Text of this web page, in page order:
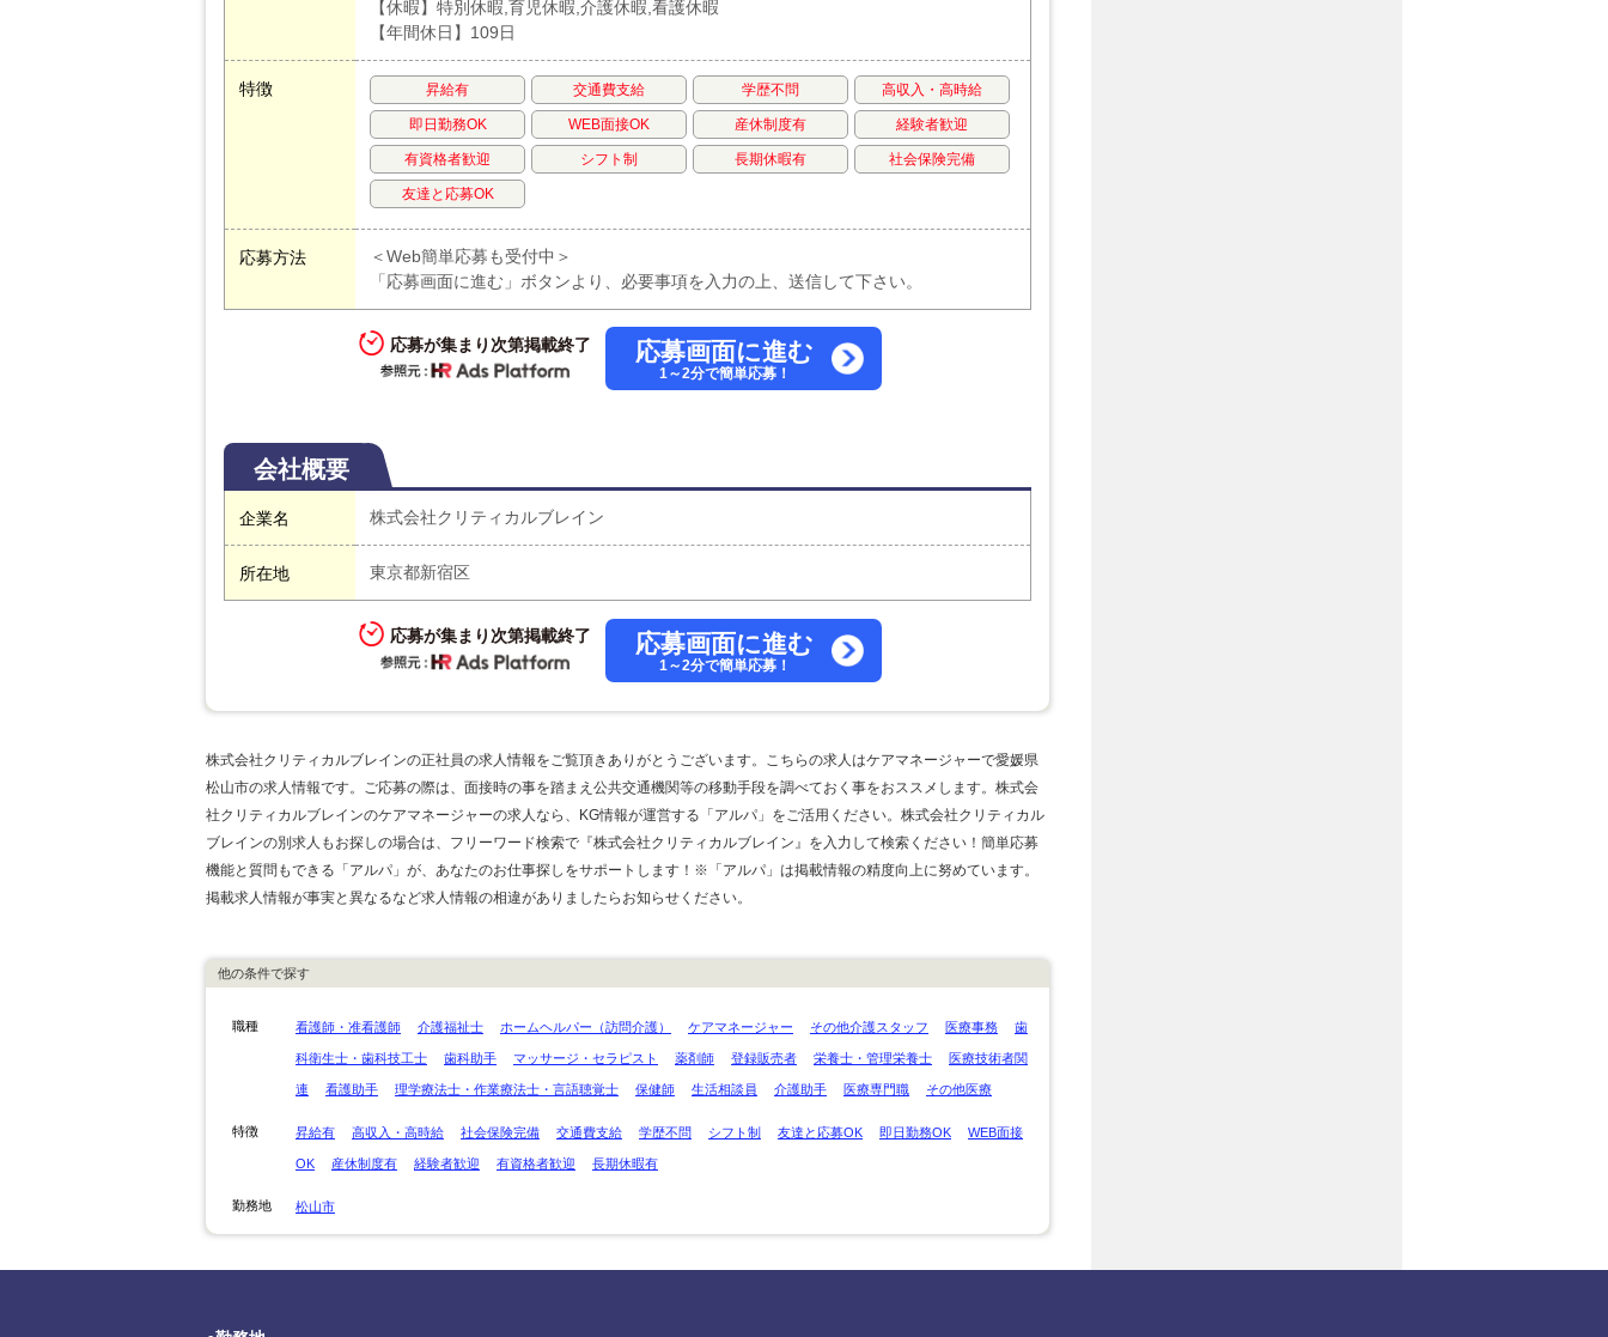
【休暇】特別休暇,育児休暇,介護休暇,看護休暇
【年間休日】109日
特徴 昇給有 交通費支給 学歴不問 高収入・高時給
即日勤務OK WEB面接OK 産休制度有 経験者歓迎
有資格者歓迎 シフト制 長期休暇有 社会保険完備
友達と応募OK
応募方法
＜Web簡単応募も受付中＞
「応募画面に進む」ボタンより、必要事項を入力の上、送信して下さい。
応募が集まり次第掲載終了 応募画面に進む
1～2分で簡単応募！
会社概要
企業名 株式会社クリティカルブレイン
所在地 東京都新宿区
応募が集まり次第掲載終了 応募画面に進む
1～2分で簡単応募！
株式会社クリティカルブレインの正社員の求人情報をご覧頂きありがとうございます。こちらの求人はケアマネージャーで愛媛県
松山市の求人情報です。ご応募の際は、面接時の事を踏まえ公共交通機関等の移動手段を調べておく事をおススメします。株式会
社クリティカルブレインのケアマネージャーの求人なら、KG情報が運営する「アルパ」をご活用ください。株式会社クリティカル
ブレインの別求人もお探しの場合は、フリーワード検索で『株式会社クリティカルブレイン』を入力して検索ください！簡単応募
機能と質問もできる「アルパ」が、あなたのお仕事探しをサポートします！※「アルパ」は掲載情報の精度向上に努めています。
掲載求人情報が事実と異なるなど求人情報の相違がありましたらお知らせください。
他の条件で探す
職種 看護師・准看護師 介護福祉士 ホームヘルパー（訪問介護） ケアマネージャー その他介護スタッフ 医療事務 歯
科衛生士・歯科技工士 歯科助手 マッサージ・セラピスト 薬剤師 登録販売者 栄養士・管理栄養士 医療技術者関
連 看護助手 理学療法士・作業療法士・言語聴覚士 保健師 生活相談員 介護助手 医療専門職 その他医療
特徴 昇給有 高収入・高時給 社会保険完備 交通費支給 学歴不問 シフト制 友達と応募OK 即日勤務OK WEB面接
OK 産休制度有 経験者歓迎 有資格者歓迎 長期休暇有
勤務地 松山市